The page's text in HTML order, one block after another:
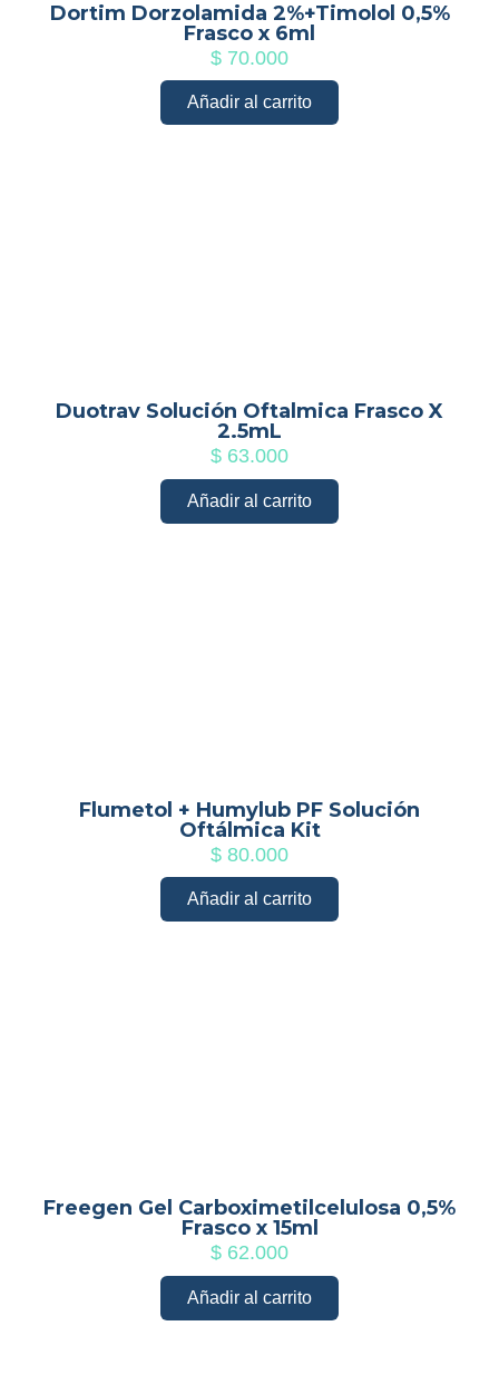
Dortim Dorzolamida 2%+Timolol 0,5%
Frasco x 6ml
$ 70.000
Añadir al carrito
Duotrav Solución Oftalmica Frasco X
2.5mL
$ 63.000
Añadir al carrito
Flumetol + Humylub PF Solución
Oftálmica Kit
$ 80.000
Añadir al carrito
Freegen Gel Carboximetilcelulosa 0,5%
Frasco x 15ml
$ 62.000
Añadir al carrito